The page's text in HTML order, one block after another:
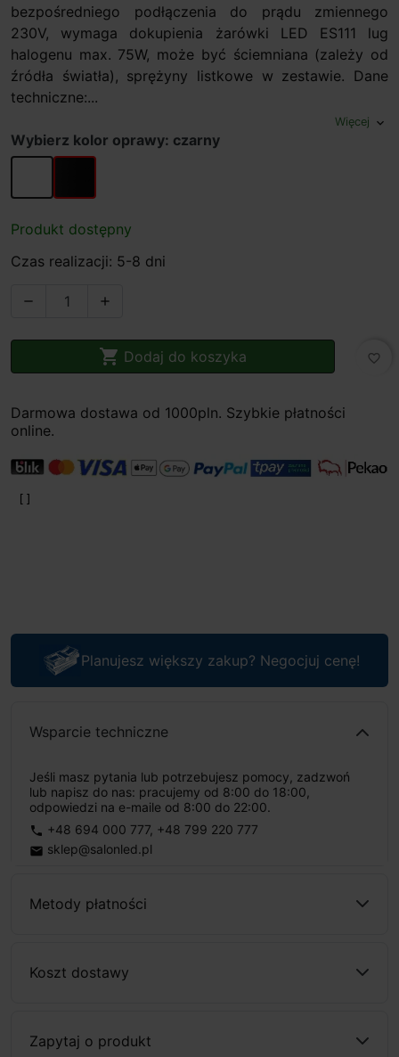
bezpośredniego podłączenia do prądu zmiennego
230V, wymaga dokupienia żarówki LED ES111 lug
halogenu max. 75W, może być ściemniana (zależy od
źródła światła), sprężyny listkowe w zestawie. Dane
techniczne:...
Więcej expand_more
Wybierz kolor oprawy: czarny
biały czarny
Produkt dostępny
Czas realizacji: 5-8 dni
 
 Dodaj do koszyka favorite_border
Darmowa dostawa od 1000pln. Szybkie płatności
online.
Planujesz większy zakup? Negocjuj cenę!
Wsparcie techniczne
Jeśli masz pytania lub potrzebujesz pomocy, zadzwoń
lub napisz do nas: pracujemy od 8:00 do 18:00,
odpowiedzi na e-maile od 8:00 do 22:00.
phone +48 694 000 777, +48 799 220 777
email sklep@salonled.pl
Metody płatności
Koszt dostawy
Zapytaj o produkt